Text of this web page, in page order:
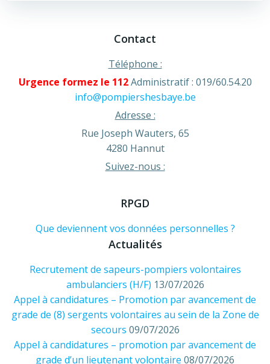
Contact
Téléphone :
Urgence formez le 112Administratif : 019/60.54.20
info@pompiershesbaye.be
Adresse :
Rue Joseph Wauters, 65
4280 Hannut
Suivez-nous :
RPGD
Que deviennent vos données personnelles ?
Actualités
Recrutement de sapeurs-pompiers volontaires
ambulanciers (H/F) 13/07/2026
Appel à candidatures – Promotion par avancement de
grade de (8) sergents volontaires au sein de la Zone de
secours 09/07/2026
Appel à candidatures – promotion par avancement de
grade d’un lieutenant volontaire 08/07/2026